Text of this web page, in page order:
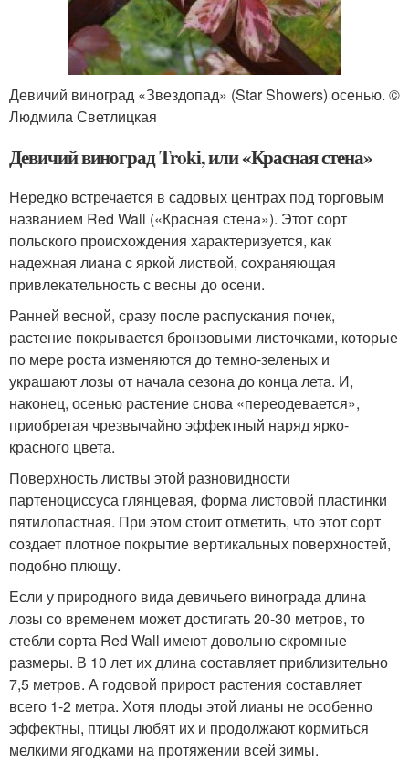
Девичий виноград «Звездопад» (Star Showers) осенью. ©
Людмила Светлицкая
Девичий виноград Troki, или «Красная стена»
Нередко встречается в садовых центрах под торговым
названием Red Wall («Красная стена»). Этот сорт
польского происхождения характеризуется, как
надежная лиана с яркой листвой, сохраняющая
привлекательность с весны до осени.
Ранней весной, сразу после распускания почек,
растение покрывается бронзовыми листочками, которые
по мере роста изменяются до темно-зеленых и
украшают лозы от начала сезона до конца лета. И,
наконец, осенью растение снова «переодевается»,
приобретая чрезвычайно эффектный наряд ярко-
красного цвета.
Поверхность листвы этой разновидности
партеноциссуса глянцевая, форма листовой пластинки
пятилопастная. При этом стоит отметить, что этот сорт
создает плотное покрытие вертикальных поверхностей,
подобно плющу.
Если у природного вида девичьего винограда длина
лозы со временем может достигать 20-30 метров, то
стебли сорта Red Wall имеют довольно скромные
размеры. В 10 лет их длина составляет приблизительно
7,5 метров. А годовой прирост растения составляет
всего 1-2 метра. Хотя плоды этой лианы не особенно
эффектны, птицы любят их и продолжают кормиться
мелкими ягодками на протяжении всей зимы.